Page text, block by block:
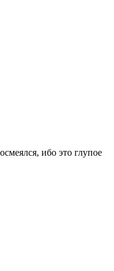
ибо это глупое